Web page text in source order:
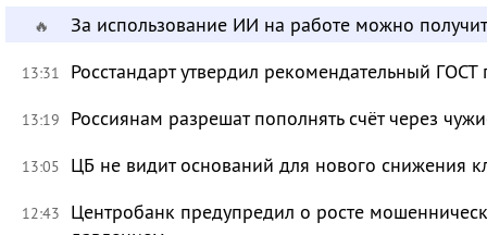
🔥 За использование ИИ на работе можно
13:31 Росстандарт утвердил рекомендательный
13:19 Россиянам разрешат пополнять счёт через
13:05 ЦБ не видит оснований для нового снижения
12:43
Центробанк предупредил о росте